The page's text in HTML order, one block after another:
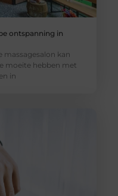
ontspanning in
massagesalon kan
moeite hebben met
in